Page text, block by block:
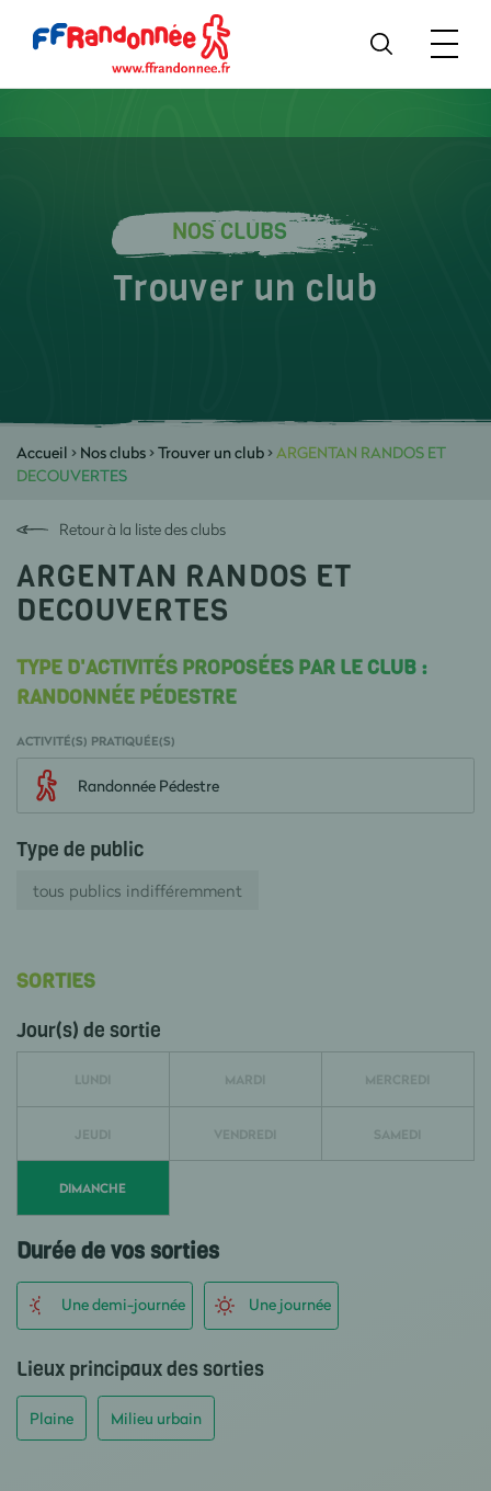
NOS CLUBS
Trouver un club
Accueil > Nos clubs>Trouver un club>ARGENTAN RANDOS ET
DECOUVERTES
Retour à la liste des clubs
ARGENTAN RANDOS ET
DECOUVERTES
TYPE D'ACTIVITÉS PROPOSÉES PAR LE CLUB :
RANDONNÉE PÉDESTRE
ACTIVITÉ(S) PRATIQUÉE(S)
Randonnée Pédestre
Type de public
tous publics indifféremment
SORTIES
Jour(s) de sortie
LUNDI MARDI MERCREDI
JEUDI VENDREDI SAMEDI
DIMANCHE
Durée de vos sorties
Une demi-journée Une journée
Lieux principaux des sorties
Plaine Milieu urbain